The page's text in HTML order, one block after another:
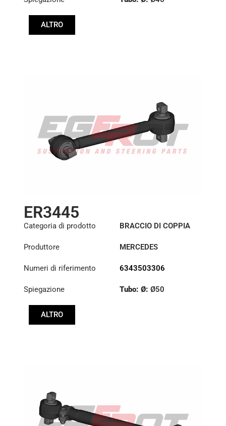
ALTRO
ER3445
Categoria di prodotto BRACCIO DI COPPIA
Produttore MERCEDES
Numeri di riferimento 6343503306
Spiegazione Tubo: Ø: Ø50
ALTRO